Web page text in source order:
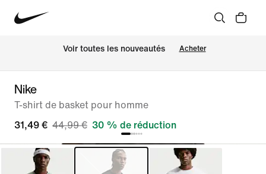
Voir toutes les nouveautés Acheter
Nike
T-shirt de basket pour homme
31,49 € 44,99 € 30 % de réduction